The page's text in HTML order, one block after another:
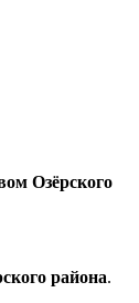
Озёрского
района.